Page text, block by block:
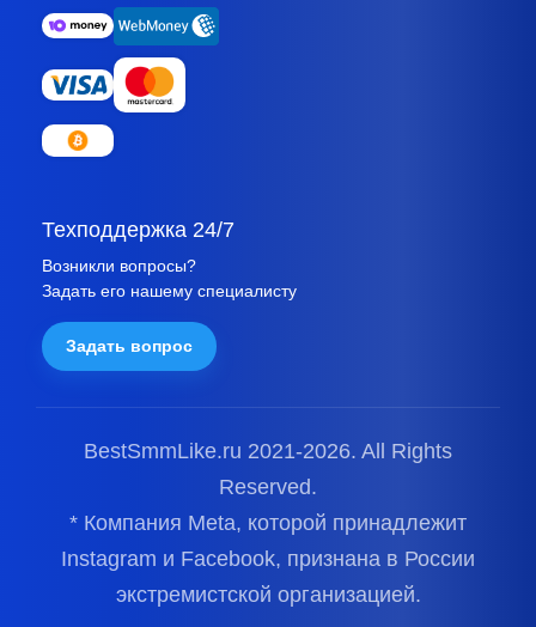
Техподдержка 24/7
Возникли вопросы?
Задать его нашему специалисту
Задать вопрос
BestSmmLike.ru 2021-2026. All Rights
Reserved.
* Компания Meta, которой принадлежит
Instagram и Facebook, признана в России
экстремистской организацией.